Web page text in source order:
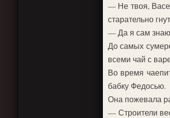
— Не твоя,
старательно
— Да я сам
До самых
всеми чай с
Во время
бабку Федосью.
Она пожевала
— Строители